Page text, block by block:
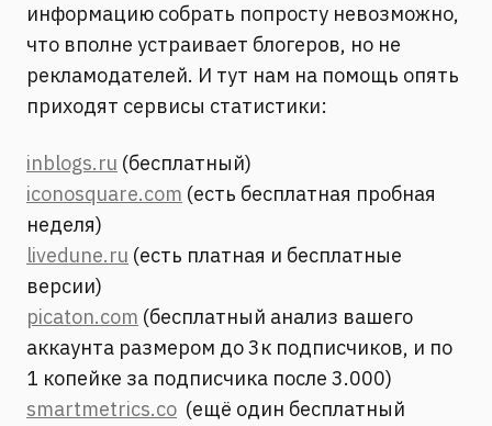
информацию собрать попросту невозможно,
что вполне устраивает блогеров, но не
рекламодателей. И тут нам на помощь опять
приходят сервисы статистики:
inblogs.ru (бесплатный)
iconosquare.com (есть бесплатная пробная
неделя)
livedune.ru (есть платная и бесплатные
версии)
picaton.com (бесплатный анализ вашего
аккаунта размером до 3к подписчиков, и по
1 копейке за подписчика после 3.000)
smartmetrics.co (ещё один бесплатный